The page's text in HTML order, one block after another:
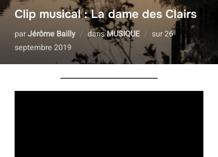
Clip musical : La dame des Clairs
parJérôme Bailly dansMUSIQUE surPublié
26
septembre 2019